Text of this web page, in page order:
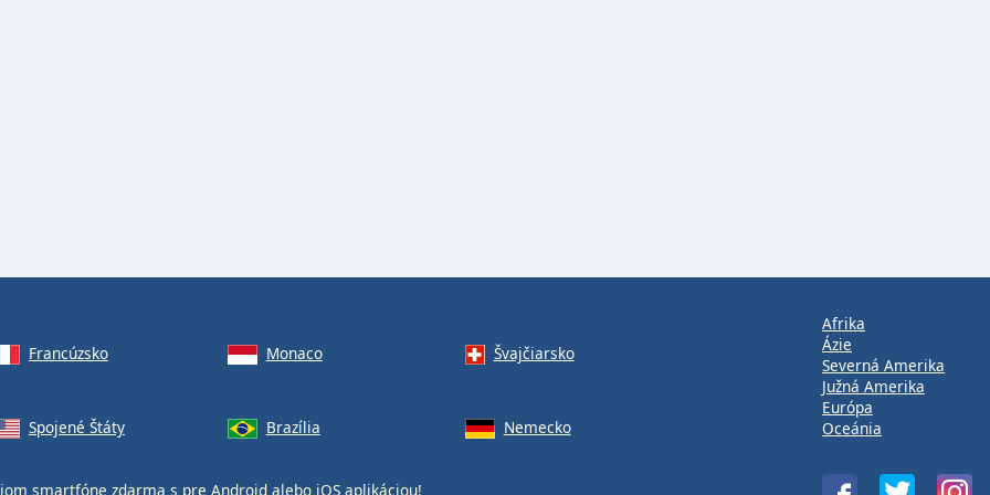
Francúzsko Monaco Švajčiarsko
Spojené Štáty Brazília Nemecko
smartfóne zdarma s pre Android alebo iOS aplikáciou!
Afrika
Ázie
Severná Amerika
Južná Amerika
Európa
Oceánia